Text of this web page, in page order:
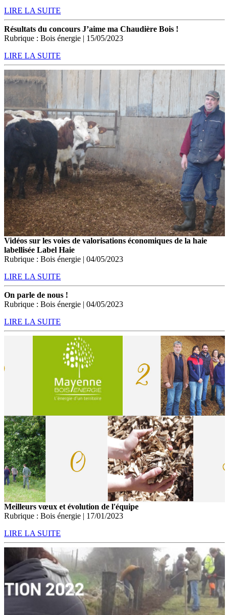
LIRE LA SUITE
Résultats du concours J’aime ma Chaudière Bois !
Rubrique : Bois énergie | 15/05/2023
LIRE LA SUITE
Vidéos sur les voies de valorisations économiques de la haie
labellisée Label Haie
Rubrique : Bois énergie | 04/05/2023
LIRE LA SUITE
On parle de nous !
Rubrique : Bois énergie | 04/05/2023
LIRE LA SUITE
Meilleurs vœux et évolution de l'équipe
Rubrique : Bois énergie | 17/01/2023
LIRE LA SUITE